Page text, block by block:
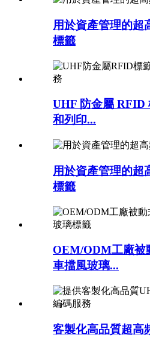
用於資產管理的超
標籤
UHF 防金屬 RFID
和列印...
用於資產管理的超
標籤
OEM/ODM工廠被
車擋風玻璃...
客製化高品質超高